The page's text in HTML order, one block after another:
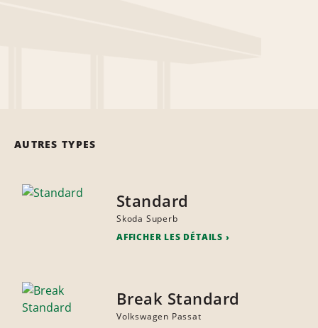
AUTRES TYPES
Standard
Skoda Superb
AFFICHER LES DÉTAILS
Break Standard
Volkswagen Passat